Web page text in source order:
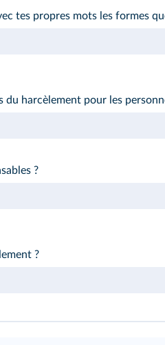
tes propres mots les formes
du harcèlement pour les
?
?